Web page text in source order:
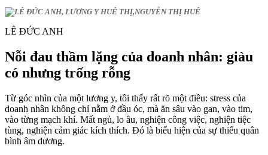
LÊ ĐỨC ANH
Nỗi đau thầm lặng của doanh nhân: giàu
có nhưng trống rỗng
Từ góc nhìn của một lương y, tôi thấy rất rõ một điều: stress của
doanh nhân không chỉ nằm ở đầu óc, mà ăn sâu vào gan, vào tim,
vào từng mạch khí. Mất ngủ, lo âu, nghiện công việc, nghiện tiệc
tùng, nghiện cảm giác kích thích. Đó là biểu hiện của sự thiếu quân
bình âm dương.